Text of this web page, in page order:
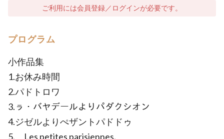
ご利用には会員登録／ログインが必要です。
プログラム
小作品集
1.お休み時間
2.パドトロワ
3.ㇻ・バヤデールよりパダクシオン
4.ジゼルよりぺザントパドドゥ
5. Les petites parisiennes.